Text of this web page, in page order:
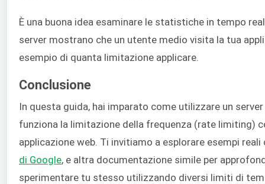
È una buona idea esaminare le statistiche in tempo
server mostrano che un utente medio visita la tua
esempio di quanta limitazione applicare.
Conclusione
In questa guida, hai imparato come utilizzare un
funziona la limitazione della frequenza (rate limiting)
applicazione web. Ti invitiamo a esplorare esempi
di Google, e altra documentazione simile per
sperimentare tu stesso utilizzando diversi limiti di